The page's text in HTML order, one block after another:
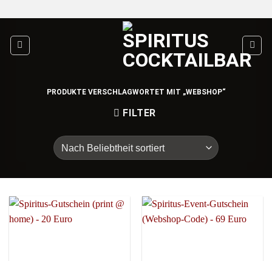
springen
PRODUKTE VERSCHLAGWORTET MIT „WEBSHOP“
FILTER